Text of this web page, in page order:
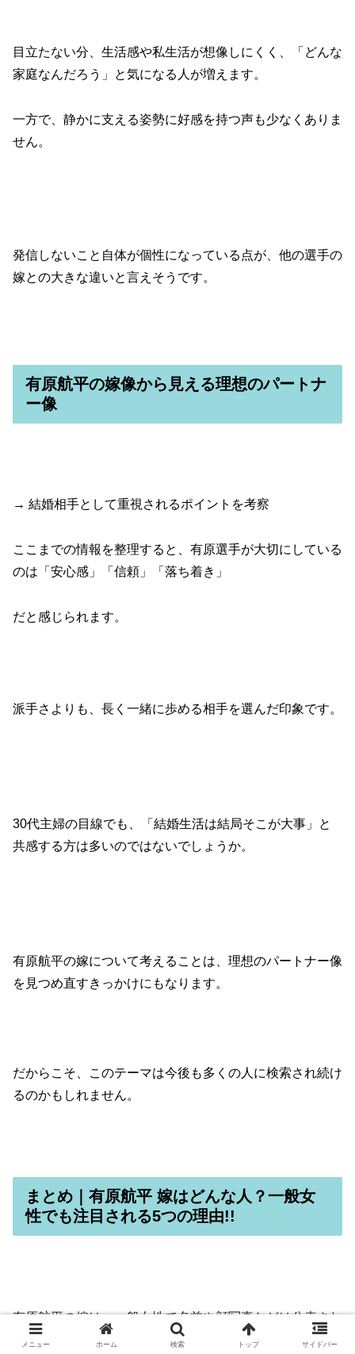
目立たない分、生活感や私生活が想像しにくく、「どんな
家庭なんだろう」と気になる人が増えます。
一方で、静かに支える姿勢に好感を持つ声も少なくありま
せん。
発信しないこと自体が個性になっている点が、他の選手の
嫁との大きな違いと言えそうです。
有原航平の嫁像から見える理想のパートナ
ー像
→ 結婚相手として重視されるポイントを考察
ここまでの情報を整理すると、有原選手が大切にしている
のは「安心感」「信頼」「落ち着き」
だと感じられます。
派手さよりも、長く一緒に歩める相手を選んだ印象です。
30代主婦の目線でも、「結婚生活は結局そこが大事」と
共感する方は多いのではないでしょうか。
有原航平の嫁について考えることは、理想のパートナー像
を見つめ直すきっかけにもなります。
だからこそ、このテーマは今後も多くの人に検索され続け
るのかもしれません。
まとめ｜有原航平 嫁はどんな人？一般女
性でも注目される5つの理由!!
有原航平の嫁は、一般女性で名前や顔写真などは公表され
ていません。
メニュー ホーム 検索 トップ サイドバー